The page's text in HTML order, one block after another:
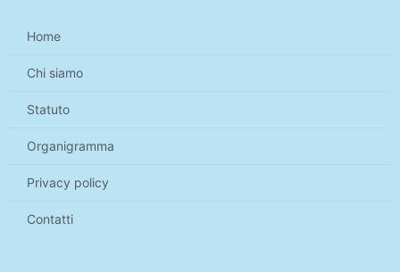
Home
Chi siamo
Statuto
Organigramma
Privacy policy
Contatti